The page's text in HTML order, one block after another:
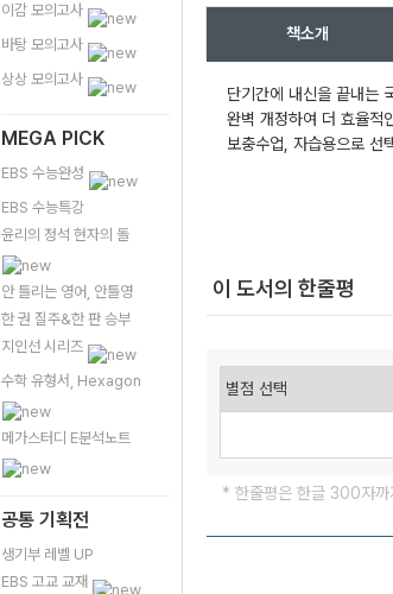
이감 모의고사
바탕 모의고사
상상 모의고사
MEGA PICK
EBS 수능완성
EBS 수능특강
윤리의 정석 현자의 돌
안 틀리는 영어, 안틀영
한 권 질주&한 판 승부
지인선 시리즈
수학 유형서, Hexagon
메가스터디 E분석노트
공통 기획전
생기부 레벨 UP
EBS 고교 교재
책소개
단기간에 내신을 끝내는
완벽 개정하여 더 효율적
보충수업, 자습용으로 선
이 도서의 한줄평
* 한줄평은 한글 300자까